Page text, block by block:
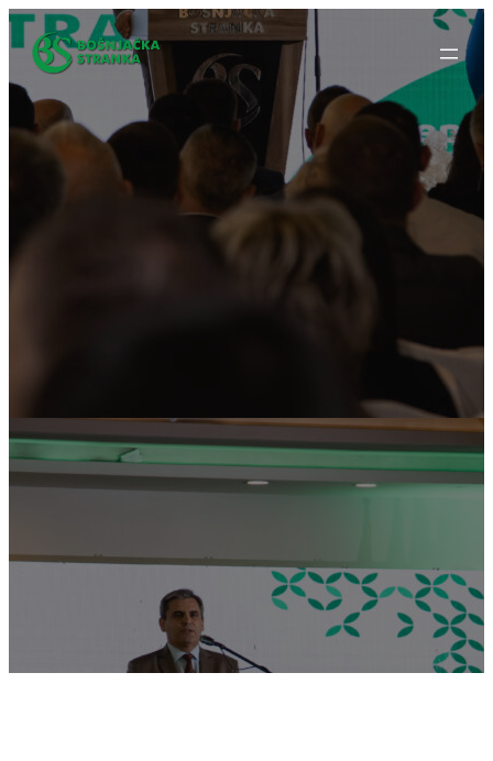
Idi
na
sadržaj